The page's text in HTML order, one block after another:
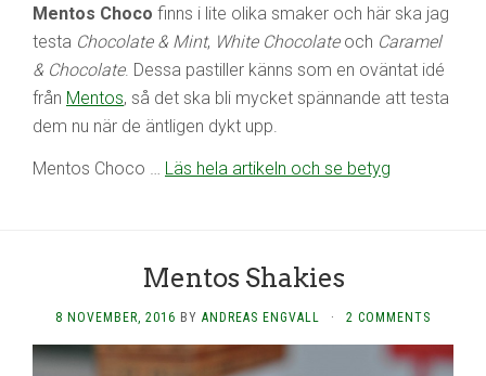
Mentos Choco finns i lite olika smaker och här ska jag
testa Chocolate & Mint, White Chocolateoch Caramel
& Chocolate. Dessa pastiller känns som en oväntat idé
från Mentos, så det ska bli mycket spännande att testa
dem nu när de äntligen dykt upp.
Mentos Choco … Läs hela artikeln och se betyg
Mentos Shakies
8 NOVEMBER, 2016 BY ANDREAS ENGVALL · 2 COMMENTS